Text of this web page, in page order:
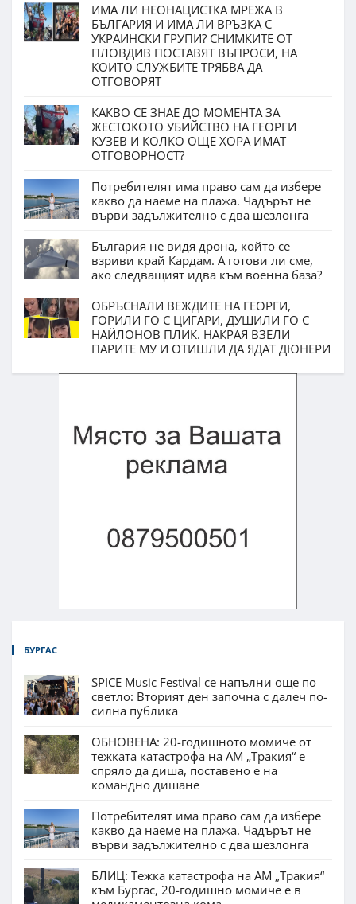
ИМА ЛИ НЕОНАЦИСТКА МРЕЖА В
БЪЛГАРИЯ И ИМА ЛИ ВРЪЗКА С
УКРАИНСКИ ГРУПИ? СНИМКИТЕ ОТ
ПЛОВДИВ ПОСТАВЯТ ВЪПРОСИ, НА
КОИТО СЛУЖБИТЕ ТРЯБВА ДА
ОТГОВОРЯТ
КАКВО СЕ ЗНАЕ ДО МОМЕНТА ЗА
ЖЕСТОКОТО УБИЙСТВО НА ГЕОРГИ
КУЗЕВ И КОЛКО ОЩЕ ХОРА ИМАТ
ОТГОВОРНОСТ?
Потребителят има право сам да избере
какво да наеме на плажа. Чадърът не
върви задължително с два шезлонга
България не видя дрона, който се
взриви край Кардам. А готови ли сме,
ако следващият идва към военна база?
ОБРЪСНАЛИ ВЕЖДИТЕ НА ГЕОРГИ,
ГОРИЛИ ГО С ЦИГАРИ, ДУШИЛИ ГО С
НАЙЛОНОВ ПЛИК. НАКРАЯ ВЗЕЛИ
ПАРИТЕ МУ И ОТИШЛИ ДА ЯДАТ ДЮНЕРИ
БУРГАС
SPICE Music Festival се напълни още по
светло: Вторият ден започна с далеч по-
силна публика
ОБНОВЕНА: 20-годишното момиче от
тежката катастрофа на АМ „Тракия“ е
спряло да диша, поставено е на
командно дишане
Потребителят има право сам да избере
какво да наеме на плажа. Чадърът не
върви задължително с два шезлонга
БЛИЦ: Тежка катастрофа на АМ „Тракия“
към Бургас, 20-годишно момиче е в